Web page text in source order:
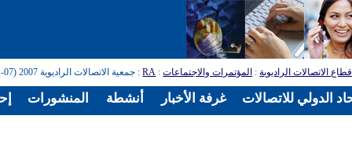
قطاع الاتصالات الراديوية: المؤتمرات والاجتماعات:
RA: جمعية الاتصالات الراديوية 2007 (RA-07)
المنشورات أنشطة غرفة الأخبار الدولي للاتصالات